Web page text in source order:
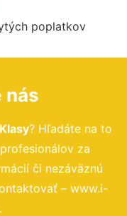
poplatkov
nás
? Hľadáte na to
za
či nezáväznú
– www.i-